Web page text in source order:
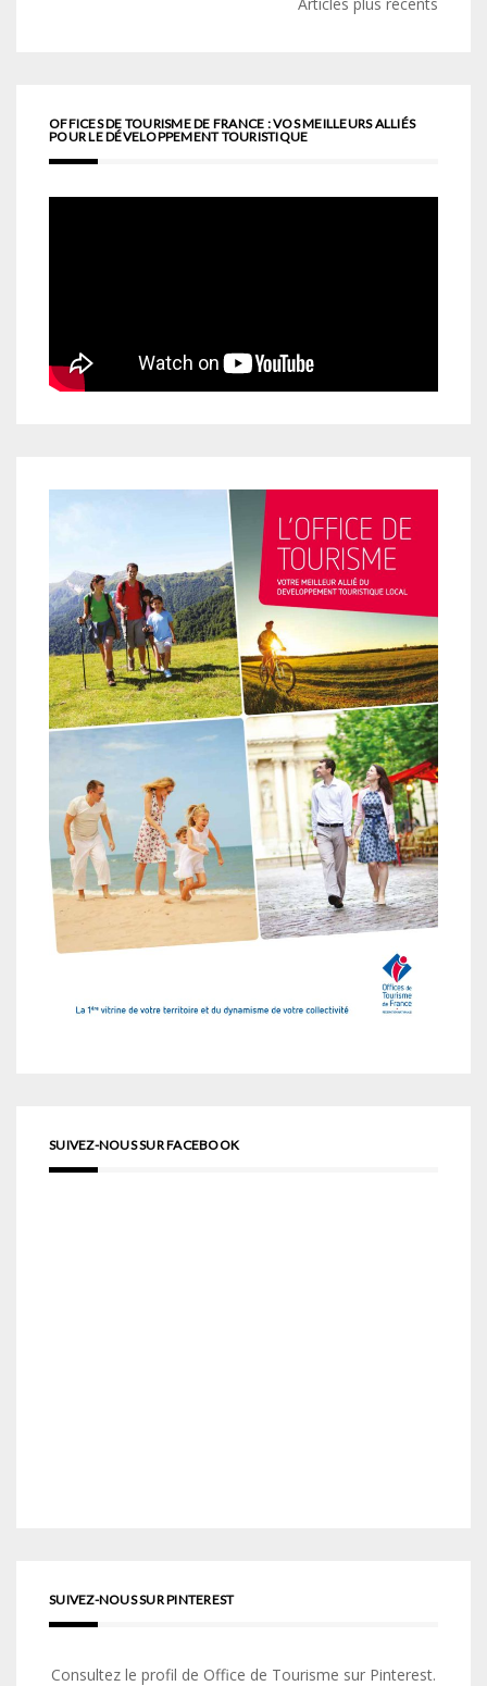
OFFICES DE TOURISME DE FRANCE : VOS MEILLEURS ALLIÉS
POUR LE DÉVELOPPEMENT TOURISTIQUE
SUIVEZ-NOUS SUR FACEBOOK
SUIVEZ-NOUS SUR PINTEREST
Consultez le profil de Office de Tourisme sur Pinterest.